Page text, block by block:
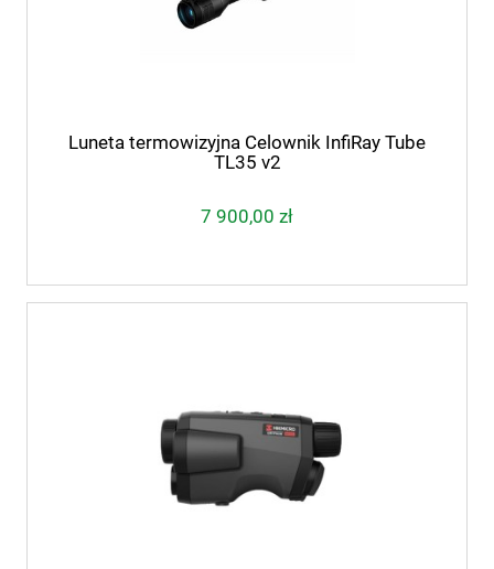
Luneta termowizyjna Celownik InfiRay Tube
TL35 v2
7 900,00 zł